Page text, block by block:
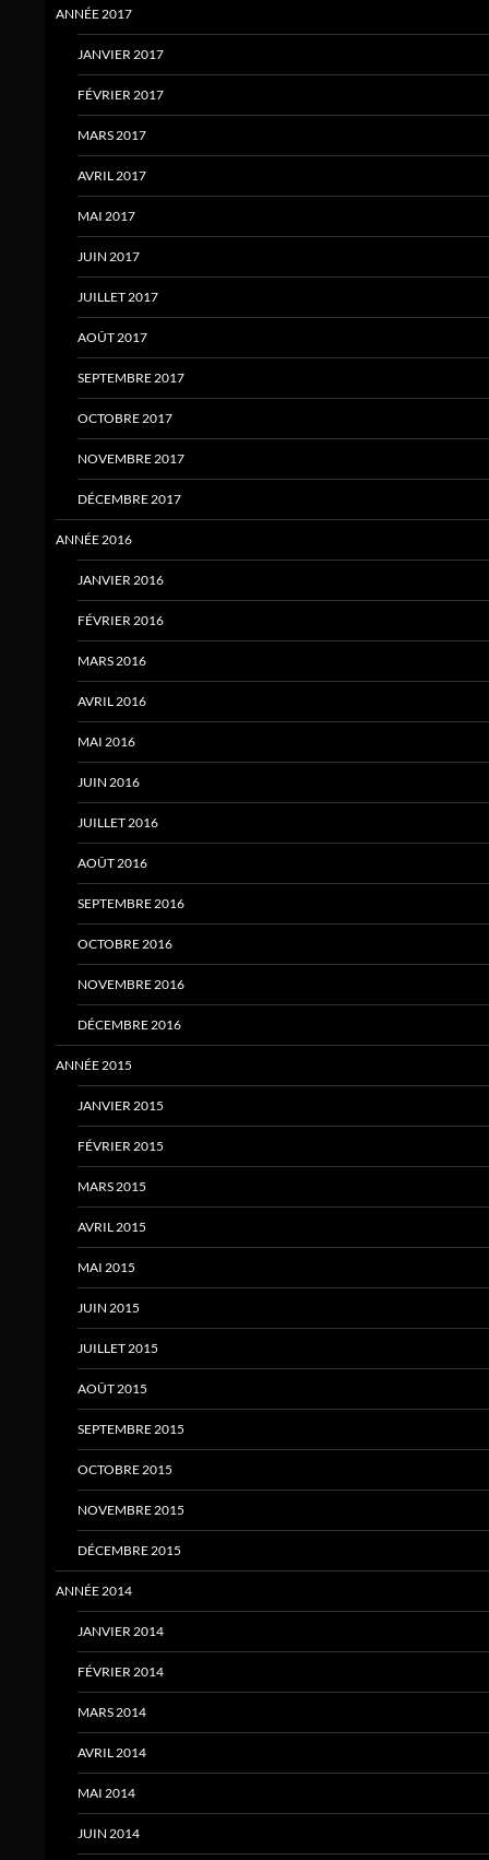
ANNÉE 2017
JANVIER 2017
FÉVRIER 2017
MARS 2017
AVRIL 2017
MAI 2017
JUIN 2017
JUILLET 2017
AOÛT 2017
SEPTEMBRE 2017
OCTOBRE 2017
NOVEMBRE 2017
DÉCEMBRE 2017
ANNÉE 2016
JANVIER 2016
FÉVRIER 2016
MARS 2016
AVRIL 2016
MAI 2016
JUIN 2016
JUILLET 2016
AOÛT 2016
SEPTEMBRE 2016
OCTOBRE 2016
NOVEMBRE 2016
DÉCEMBRE 2016
ANNÉE 2015
JANVIER 2015
FÉVRIER 2015
MARS 2015
AVRIL 2015
MAI 2015
JUIN 2015
JUILLET 2015
AOÛT 2015
SEPTEMBRE 2015
OCTOBRE 2015
NOVEMBRE 2015
DÉCEMBRE 2015
ANNÉE 2014
JANVIER 2014
FÉVRIER 2014
MARS 2014
AVRIL 2014
MAI 2014
JUIN 2014